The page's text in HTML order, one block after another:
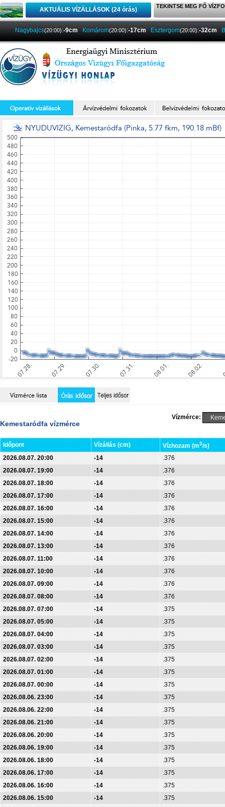
AKTUÁLIS VÍZÁLLÁSOK (24 órás) TEKINTSE MEG FŐ
Nagybajcs(20:00):-9cm Komárom(20:00):-17cm Esztergom(20:00):-32cm
Vízmérce:
Kemestaródfa vízmérce
Időpont Vízállás (cm) Vízhozam (m3/s)
2026.08.07. 20:00
-14
.376
2026.08.07. 19:00
-14
.376
2026.08.07. 18:00
-14
.376
2026.08.07. 17:00
-14
.376
2026.08.07. 16:00
-14
.376
2026.08.07. 15:00
-14
.376
2026.08.07. 14:00
-14
.376
2026.08.07. 13:00
-14
.376
2026.08.07. 11:00
-14
.376
2026.08.07. 10:00
-14
.376
2026.08.07. 09:00
-14
.376
2026.08.07. 08:00
-14
.376
2026.08.07. 07:00
-14
.375
2026.08.07. 05:00
-14
.375
2026.08.07. 04:00
-14
.375
2026.08.07. 03:00
-14
.375
2026.08.07. 02:00
-14
.375
2026.08.07. 01:00
-14
.375
2026.08.07. 00:00
-14
.375
2026.08.06. 23:00
-14
.375
2026.08.06. 22:00
-14
.375
2026.08.06. 21:00
-14
.375
2026.08.06. 20:00
-14
.375
2026.08.06. 19:00
-14
.375
2026.08.06. 18:00
-14
.375
2026.08.06. 17:00
-14
.375
2026.08.06. 16:00
-14
.375
2026.08.06. 15:00
-14
.375